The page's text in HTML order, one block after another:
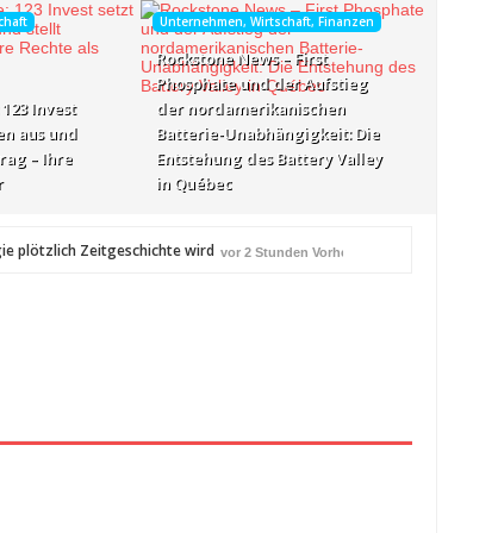
Invest
aus und
– Ihre
Unternehmen, Wirtschaft, Finanzen
Rockstone News – First
Phosphate und der Aufstieg
der nordamerikanischen
Batterie-Unabhängigkeit: Die
Entstehung des Battery Valley
in Québec
plötzlich Zeitgeschichte wird vor 2 Stunden Vorher